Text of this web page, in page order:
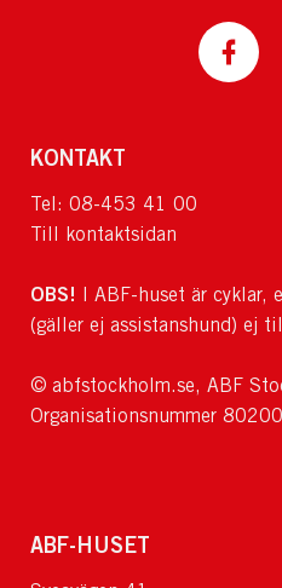
KONTAKT
Tel: 08-453 41 00
Till kontaktsidan
OBS!
I ABF-huset är cyklar,
(gäller ej assistanshund) ej
© abfstockholm.se, ABF
Organisationsnummer
ABF-HUSET